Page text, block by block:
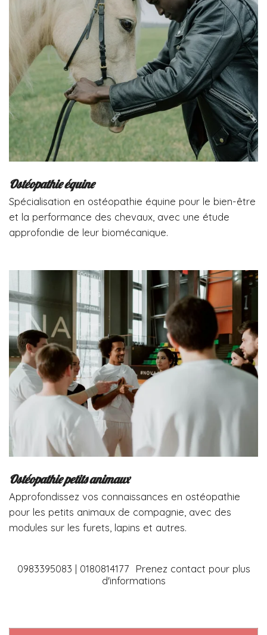
Ostéopathie équine
Spécialisation en ostéopathie équine pour le bien-être
et la performance des chevaux, avec une étude
approfondie de leur biomécanique.
Ostéopathie petits animaux
Approfondissez vos connaissances en ostéopathie
pour les petits animaux de compagnie, avec des
modules sur les furets, lapins et autres.
0983395083 | 0180814177 Prenez contact pour plus
d'informations